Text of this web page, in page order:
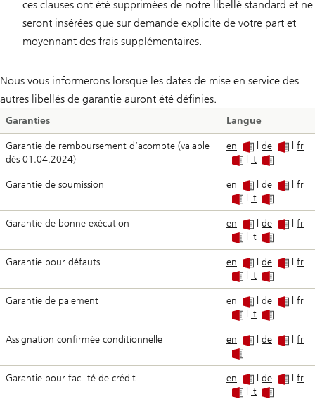
ces clauses ont été supprimées de notre libellé standard et ne
seront insérées que sur demande explicite de votre part et
moyennant des frais supplémentaires.
Nous vous informerons lorsque les dates de mise en service des
autres libellés de garantie auront été définies.
Garanties Langue
Garantie de remboursement d’acompte (valable
dès 01.04.2024)
en de
fr
it
Garantie de soumission en de
fr
it
Garantie de bonne exécution en de
fr
it
Garantie pour défauts en de
fr
it
Garantie de paiement en de
fr
it
Assignation confirmée conditionnelle en de fr
Garantie pour facilité de crédit en de
fr
it